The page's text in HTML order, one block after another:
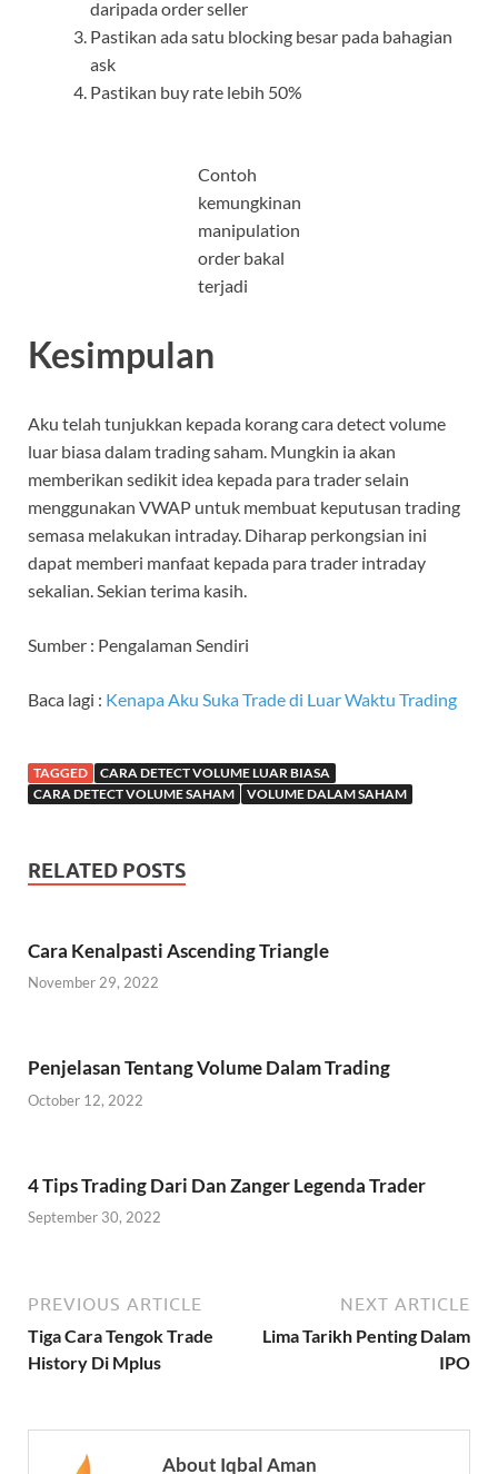
daripada order seller
Pastikan ada satu blocking besar pada bahagian
ask
Pastikan buy rate lebih 50%
Contoh
kemungkinan
manipulation
order bakal
terjadi
Kesimpulan
Aku telah tunjukkan kepada korang cara detect volume
luar biasa dalam trading saham. Mungkin ia akan
memberikan sedikit idea kepada para trader selain
menggunakan VWAP untuk membuat keputusan trading
semasa melakukan intraday. Diharap perkongsian ini
dapat memberi manfaat kepada para trader intraday
sekalian. Sekian terima kasih.
Sumber : Pengalaman Sendiri
Baca lagi : Kenapa Aku Suka Trade di Luar Waktu Trading
TAGGED
CARA DETECT VOLUME LUAR BIASA
CARA DETECT VOLUME SAHAM
VOLUME DALAM SAHAM
RELATED POSTS
Cara Kenalpasti Ascending Triangle
November 29, 2022
Penjelasan Tentang Volume Dalam Trading
October 12, 2022
4 Tips Trading Dari Dan Zanger Legenda Trader
September 30, 2022
PREVIOUS ARTICLE
Tiga Cara Tengok Trade
History Di Mplus
NEXT ARTICLE
Lima Tarikh Penting Dalam
IPO
About Iqbal Aman